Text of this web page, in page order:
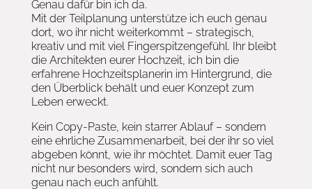
Genau dafür bin ich da.
Mit der Teilplanung unterstütze ich euch genau
dort, wo ihr nicht weiterkommt – strategisch,
kreativ und mit viel Fingerspitzengefühl. Ihr bleibt
die Architekten eurer Hochzeit, ich bin die
erfahrene Hochzeitsplanerin im Hintergrund, die
den Überblick behält und euer Konzept zum
Leben erweckt.
Kein Copy-Paste, kein starrer Ablauf – sondern
eine ehrliche Zusammenarbeit, bei der ihr so viel
abgeben könnt, wie ihr möchtet. Damit euer Tag
nicht nur besonders wird, sondern sich auch
genau nach euch anfühlt.